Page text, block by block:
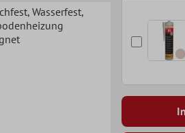
, Wasserfest,